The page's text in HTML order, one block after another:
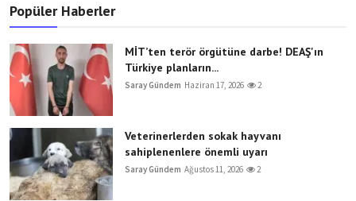
Popüler Haberler
MİT’ten terör örgütüne darbe! DEAŞ'ın
Türkiye planların...
Saray Gündem Haziran 17, 2026 2
Veterinerlerden sokak hayvanı
sahiplenenlere önemli uyarı
Saray Gündem Ağustos 11, 2026 2